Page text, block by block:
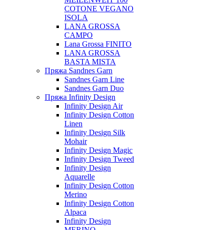
COTONE VEGANO
ISOLA
LANA GROSSA
CAMPO
Lana Grossa FINITO
LANA GROSSA
BASTA MISTA
Пряжа Sandnes Garn
Sandnes Garn Line
Sandnes Garn Duo
Пряжа Infinity Design
Infinity Design Air
Infinity Design Cotton
Linen
Infinity Design Silk
Mohair
Infinity Design Magic
Infinity Design Tweed
Infinity Design
Aquarelle
Infinity Design Cotton
Merino
Infinity Design Cotton
Alpaca
Infinity Design